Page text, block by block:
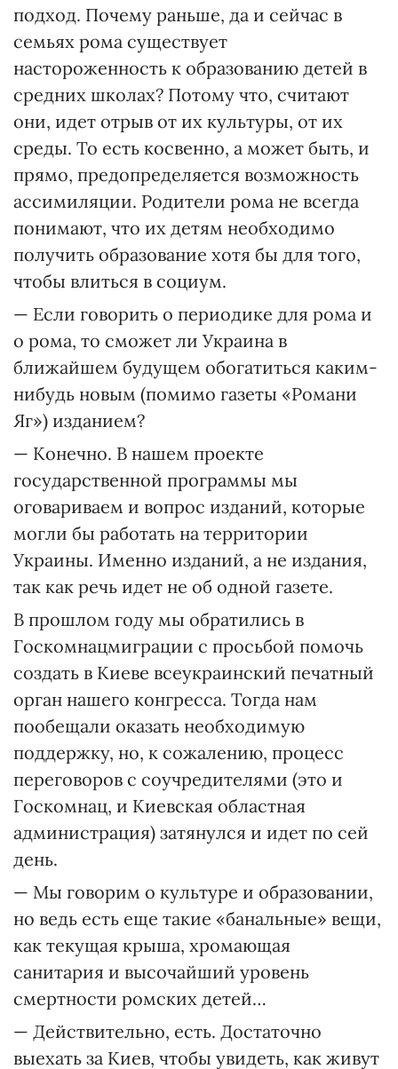
подход. Почему раньше, да и сейчас в
семьях рома существует
настороженность к образованию детей в
средних школах? Потому что, считают
они, идет отрыв от их культуры, от их
среды. То есть косвенно, а может быть, и
прямо, предопределяется возможность
ассимиляции. Родители рома не всегда
понимают, что их детям необходимо
получить образование хотя бы для того,
чтобы влиться в социум.
— Если говорить о периодике для рома и
о рома, то сможет ли Украина в
ближайшем будущем обогатиться каким-
нибудь новым (помимо газеты «Романи
Яг») изданием?
— Конечно. В нашем проекте
государственной программы мы
оговариваем и вопрос изданий, которые
могли бы работать на территории
Украины. Именно изданий, а не издания,
так как речь идет не об одной газете.
В прошлом году мы обратились в
Госкомнацмиграции с просьбой помочь
создать в Киеве всеукраинский печатный
орган нашего конгресса. Тогда нам
пообещали оказать необходимую
поддержку, но, к сожалению, процесс
переговоров с соучредителями (это и
Госкомнац, и Киевская областная
администрация) затянулся и идет по сей
день.
— Мы говорим о культуре и образовании,
но ведь есть еще такие «банальные» вещи,
как текущая крыша, хромающая
санитария и высочайший уровень
смертности ромских детей…
— Действительно, есть. Достаточно
выехать за Киев, чтобы увидеть, как живут